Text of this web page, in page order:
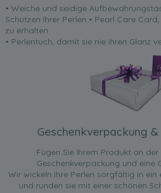
• Weiche und seidige
Schützen Ihrer Perlen • Pearl Care
zu erhalten
• Perlentuch, damit sie nie ihren Glanz
Geschenkverpackung
Fügen Sie Ihrem Produkt an
Geschenkverpackung und eine
Wir wickeln Ihre Perlen sorgfältig in ein
und runden sie mit einer schönen